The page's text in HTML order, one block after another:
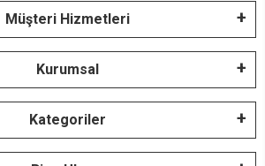
Müşteri Hizmetleri
Kurumsal
Kategoriler